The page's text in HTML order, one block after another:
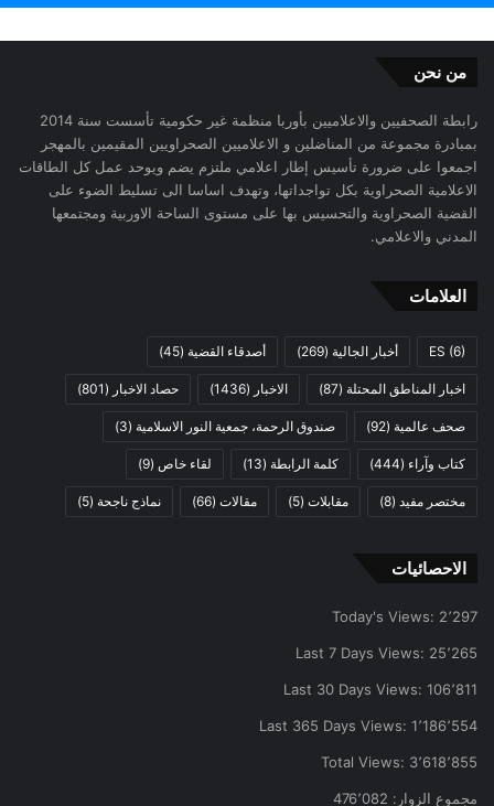
معضلة ديمقراطية الإثنيات وأزمة الاطر
الهوية الوطنية بين الولاء القبلي والسيادة الشعبية
استحقاق الاستفتاء وضبط معايير الانتماء
العدالة الاجتماعية كشرط للوحدة الوطنية
نحو ديمقراطية وطنية جامعة
المشروع الوطني عند مفترق الطرق: بين الجمود والإصلاح
الخاتمة
لم تعد معركة التحرير الوطني الصحراوي اليوم مجرد صراع
الأبعاد السياسية، الاقتصادية والثقافية والمؤسسية، والحقوقية،
والإعلامية، والعسكرية، إضافة إلى معركة التأثير في الوعي
الداخلي والخارجي، وذلك في سياق دولي متحول يفرض على
حركات التحرر إعادة التفكير في أدواتها، وبناها، وأنماط
من نحن
رابطة الصحفيين والاعلاميين بأوربا منظمة غير حكومية تأسست سنة 2014
بمبادرة مجموعة من المناضلين و الاعلاميين الصحراويين المقيمين بالمهجر
اجمعوا على ضرورة تأسيس إطار اعلامي ملتزم يضم ويوحد عمل كل الطاقات
الاعلامية الصحراوية بكل تواجداتها، وتهدف اساسا الى تسليط الضوء على
القضية الصحراوية والتحسيس بها على مستوى الساحة الاوربية ومجتمعها
المدني والاعلامي.
العلامات
ES (6) أخبار الجالية (269) أصدقاء القضية (45)
اخبار المناطق المحتلة (87) الاخبار (1436) حصاد الاخبار (801)
صحف عالمية (92) صندوق الرحمة، جمعية النور الاسلامية (3)
كتاب وآراء (444) كلمة الرابطة (13) لقاء خاص (9)
مختصر مفيد (8) مقابلات (5) مقالات (66) نماذج ناجحة (5)
الاحصائيات
Today's Views: 2٬297
Last 7 Days Views: 25٬265
Last 30 Days Views: 106٬811
Last 365 Days Views: 1٬186٬554
Total Views: 3٬618٬855
مجموع الزوار: 476٬082